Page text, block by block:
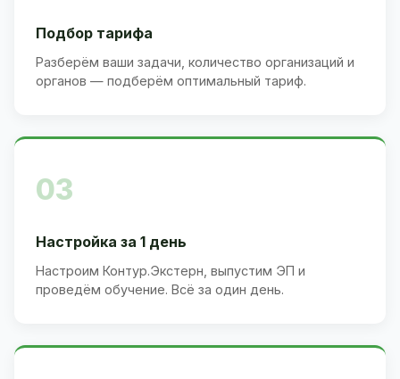
Подбор тарифа
Разберём ваши задачи, количество организаций и
органов — подберём оптимальный тариф.
03
Настройка за 1 день
Настроим Контур.Экстерн, выпустим ЭП и
проведём обучение. Всё за один день.